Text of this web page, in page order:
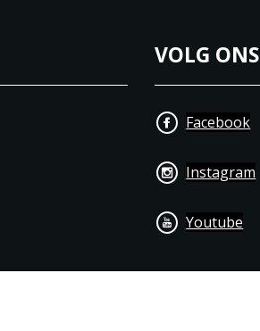
VOLG ONS
Facebook
Instagram
Youtube